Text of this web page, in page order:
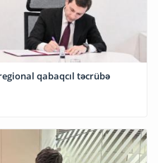
qabaqcıl təcrübə